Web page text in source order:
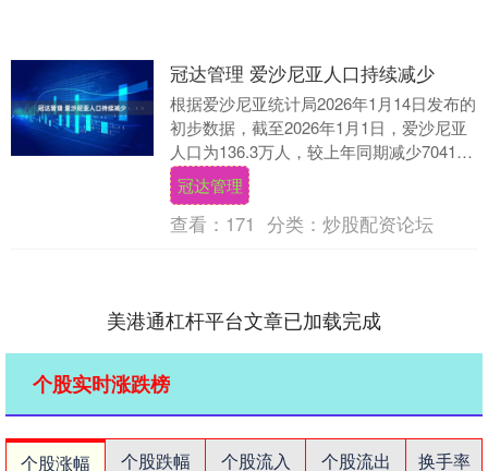
冠达管理 爱沙尼亚人口持续减少
根据爱沙尼亚统计局2026年1月14日发布的
初步数据，截至2026年1月1日，爱沙尼亚
人口为136.3万人，较上年同期减少7041
人，同比下降0.5%。2025....
冠达管理
查看： 171 分类： 炒股配资论坛
美港通杠杆平台文章已加载完成
个股实时涨跌榜
个股涨幅 个股跌幅 个股流入 个股流出
换手率